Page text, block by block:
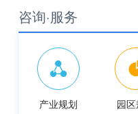
咨询·服务
产业规划 园